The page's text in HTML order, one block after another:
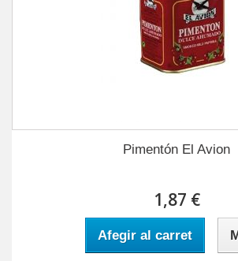
Pimentón El Avion
1,87 €
Afegir al carret